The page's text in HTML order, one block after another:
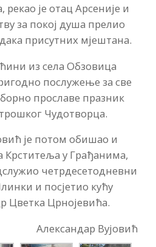
је отац Арсеније и
за покој душа прелио
присутних мјештана.
из села Обзовица
послужење за све
прославе празник
Чудотворца.
је потом обишао и
Крститеља у Грађанима,
четрдесетодневни
и посјетио кућу
Цветка Црнојевића.
Александар Вујовић